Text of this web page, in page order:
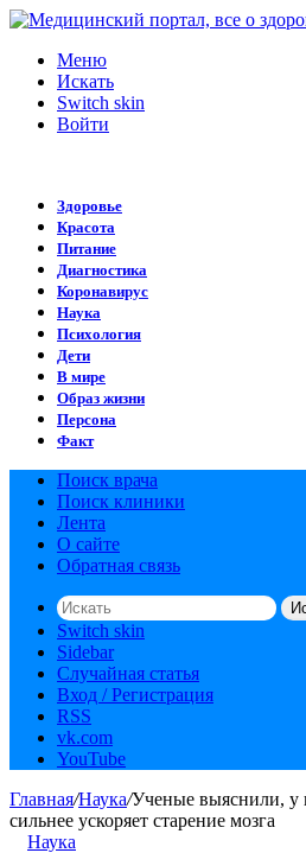
Меню
Искать
Switch skin
Войти
Здоровье
Красота
Питание
Диагностика
Коронавирус
Наука
Психология
Дети
В мире
Образ жизни
Персона
Факт
Поиск врача
Поиск клиники
Лента
О сайте
Обратная связь
Switch skin
Sidebar
Случайная статья
Вход / Регистрация
RSS
vk.com
YouTube
Главная/Наука/Ученые выяснили, у
сильнее ускоряет старение мозга
Наука